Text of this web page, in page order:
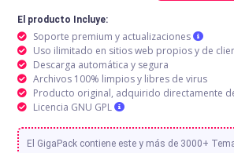
El producto Incluye:
Soporte premium y actualizaciones
Uso ilimitado en sitios web propios y de
Descarga automática y segura
Archivos 100% limpios y libres de virus
Producto original, adquirido directamente
Licencia GNU GPL
El GigaPack contiene este y más de 3000+